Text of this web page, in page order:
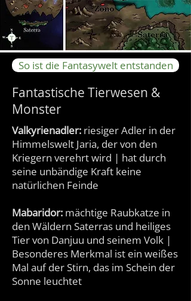
So ist die Fantasywelt entstanden
Fantastische Tierwesen &
Monster
Valkyrienadler: riesiger Adler in der
Himmelswelt Jaria, der von den
Kriegern verehrt wird | hat durch
seine unbändige Kraft keine
natürlichen Feinde
Mabaridor: mächtige Raubkatze in
den Wäldern Saterras und heiliges
Tier von Danjuu und seinem Volk |
Besonderes Merkmal ist ein weißes
Mal auf der Stirn, das im Schein der
Sonne leuchtet